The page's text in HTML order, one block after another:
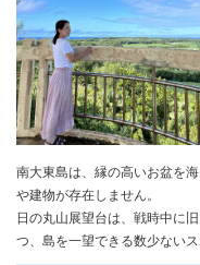
南大東島は、縁の高いお盆を
や建物が存在しません。
日の丸山展望台は、戦時中に
つ、島を一望できる数少ない